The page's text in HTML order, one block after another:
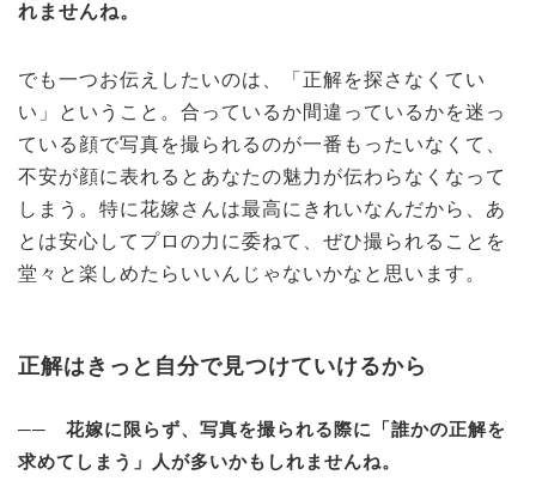
れませんね。
でも一つお伝えしたいのは、「正解を探さなくてい
い」ということ。合っているか間違っているかを迷っ
ている顔で写真を撮られるのが一番もったいなくて、
不安が顔に表れるとあなたの魅力が伝わらなくなって
しまう。特に花嫁さんは最高にきれいなんだから、あ
とは安心してプロの力に委ねて、ぜひ撮られることを
堂々と楽しめたらいいんじゃないかなと思います。
正解はきっと自分で見つけていけるから
── 花嫁に限らず、写真を撮られる際に「誰かの正解を
求めてしまう」人が多いかもしれませんね。